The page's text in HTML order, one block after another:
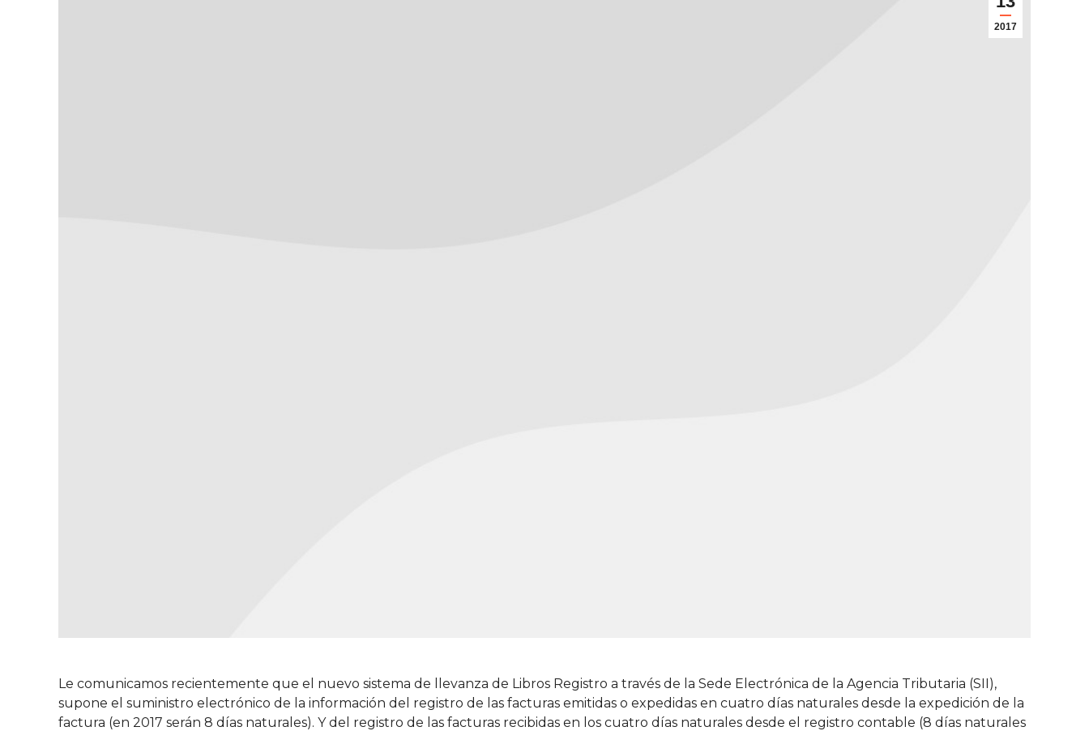
2017
Le comunicamos recientemente que el nuevo sistema de llevanza de Libros Registro a través de la Sede Electrónica de la Agencia Tributaria (SII),
supone el suministro electrónico de la información del registro de las facturas emitidas o expedidas en cuatro días naturales desde la expedición de la
factura (en 2017 serán 8 días naturales). Y del registro de las facturas recibidas en los cuatro días naturales desde el registro contable (8 días naturales